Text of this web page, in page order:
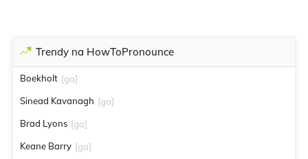
Trendy na HowToPronounce
Boekholt [ga]
Sinead Kavanagh [ga]
Brad Lyons [ga]
Keane Barry [ga]